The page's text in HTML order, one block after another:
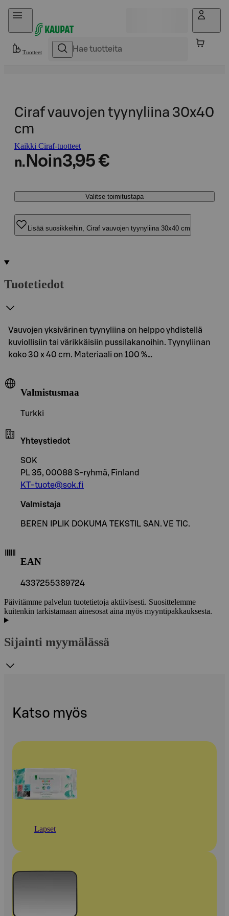
Hyppää sisältöön
Tuotteet
Ciraf vauvojen tyynyliina 30x40
cm
Kaikki Ciraf-tuotteet
n. Noin3,95 €
Valitse toimitustapa
Lisää suosikkeihin, Ciraf vauvojen tyynyliina 30x40 cm
Tuotetiedot
Vauvojen yksivärinen tyynyliina on helppo yhdistellä
kuviollisiin tai värikkäisiin pussilakanoihin. Tyynyliinan
koko 30 x 40 cm. Materiaali on 100 %…
Valmistusmaa
Turkki
Yhteystiedot
SOK
PL 35, 00088 S-ryhmä, Finland
KT-tuote@sok.fi
Valmistaja
BEREN IPLIK DOKUMA TEKSTIL SAN. VE TIC.
EAN
4337255389724
Päivitämme palvelun tuotetietoja aktiivisesti. Suosittelemme
kuitenkin tarkistamaan ainesosat aina myös myyntipakkauksesta.
Sijainti myymälässä
Katso myös
Lapset